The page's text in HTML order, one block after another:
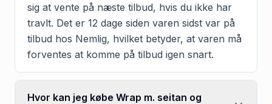
sig at vente på næste tilbud, hvis du ikke har
travlt. Det er 12 dage siden varen sidst var på
tilbud hos Nemlig, hvilket betyder, at varen må
forventes at komme på tilbud igen snart.
Hvor kan jeg købe Wrap m. seitan og